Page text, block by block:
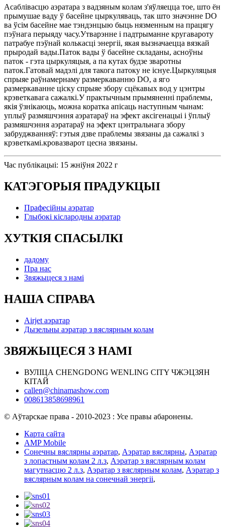
Асаблівасцю аэратара з вадзяным колам з'яўляецца тое, што ён
прымушае ваду ў басейне цыркуляваць, так што значэнне DO
ва ўсім басейне мае тэндэнцыю быць нязменным на працягу
пэўнага перыяду часу.Утварэнне і падтрыманне кругавароту
патрабуе пэўнай колькасці энергіі, якая вызначаецца вязкай
прыродай вады.Паток вады ў басейне складаны, асноўны
паток - гэта цыркуляцыя, а па кутах будзе зваротны
паток.Гатовай мадэлі для такога патоку не існуе.Цыркуляцыя
спрыяе раўнамернаму размеркаванню DO, а яго
размеркаванне ціску спрыяе збору сцёкавых вод у цэнтры
крэветкавага сажалкі.У практычным прымяненні праблемы,
якія ўзнікаюць, можна коратка апісаць наступным чынам:
уплыў размяшчэння аэратараў на эфект аксігенацыі і ўплыў
размяшчэння аэратараў на эфект цэнтральнага збору
забруджванняў: гэтыя дзве праблемы звязаны да сажалкі з
крэветкамі.кровазварот цесна звязаны.
Час публікацыі: 15 жніўня 2022 г
КАТЭГОРЫЯ ПРАДУКЦЫІ
Прафесійны аэратар
Глыбокі кіслародны аэратар
ХУТКІЯ СПАСЫЛКІ
дадому
Пра нас
Звяжыцеся з намі
НАША СПРАВА
Airjet аэратар
Дызельны аэратар з вяслярным колам
ЗВЯЖЫЦЕСЯ З НАМІ
ВУЛІЦА CHENGDONG WENLING CITY ЧЖЭЦЗЯН
КІТАЙ
callen@chinamashow.com
008613858698961
© Аўтарскае права - 2010-2023 : Усе правы абаронены.
Карта сайта
AMP Mobile
Сонечны вяслярны аэратар, Аэратар вяслярны, Аэратар
з лопастным колам 2 л.з, Аэратар з вяслярным колам
магутнасцю 2 л.з, Аэратар з вяслярным колам, Аэратар з
вяслярным колам на сонечнай энергіі,